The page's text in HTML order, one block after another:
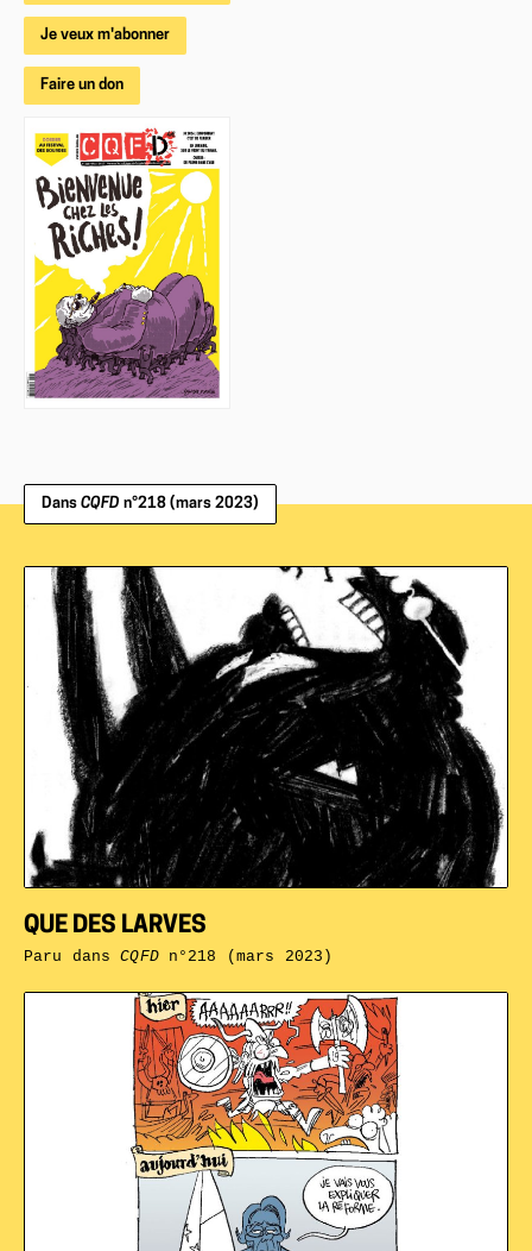
Je veux m'abonner
Faire un don
Dans CQFD n°218 (mars 2023)
QUE DES LARVES
Paru dansCQFDn°218 (mars 2023)